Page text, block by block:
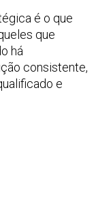
é o que
que
há
consistente,
e